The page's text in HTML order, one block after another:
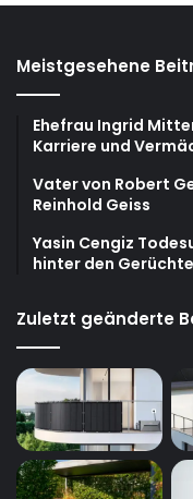
Meistgesehene
Ehefrau Ingrid
Karriere und
Vater von Robert
Reinhold Geiss
Yasin Cengiz
hinter den
Zuletzt geänderte